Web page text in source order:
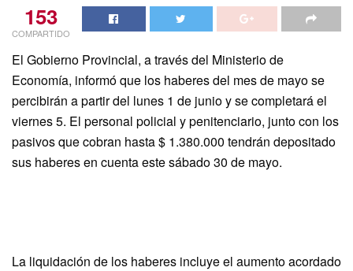
153
COMPARTIDO
El Gobierno Provincial, a través del Ministerio de
Economía, informó que los haberes del mes de mayo se
percibirán a partir del lunes 1 de junio y se completará el
viernes 5. El personal policial y penitenciario, junto con los
pasivos que cobran hasta $ 1.380.000 tendrán depositado
sus haberes en cuenta este sábado 30 de mayo.
La liquidación de los haberes incluye el aumento acordado